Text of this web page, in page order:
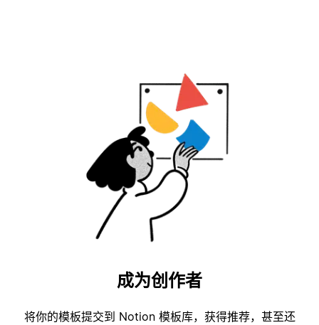
成为创作者
将你的模板提交到 Notion 模板库，获得推荐，甚至还